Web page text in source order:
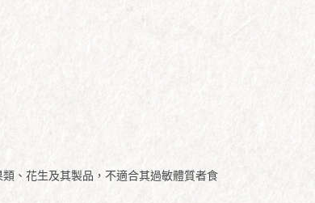
、花生及其製品，不適合其過敏體質者食